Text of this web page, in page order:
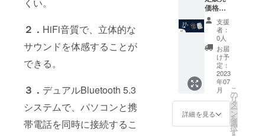
２． HiFi音質で、立体的な
サウンドを体感することが
できる。
３． デュアルBluetooth 5.3
システムで、パソコンと携
帯電話を同時に接続するこ
量：
121g ※
ラー：
ホワイ
トとブ
ラック
※お届け
日より
6ヶ月
間、起
案者に
価格：
11,211
円の
31％OF
F 1セッ
ト内
容：
BT500
本体x1
充電
ケース
x1 ケー
ブルx1
取扱説
支援
者：
0人
お届
け予
定：
2023
年07
月
詳細を見る
こ
の
リ
タ
ー
ン
を
選
択
す